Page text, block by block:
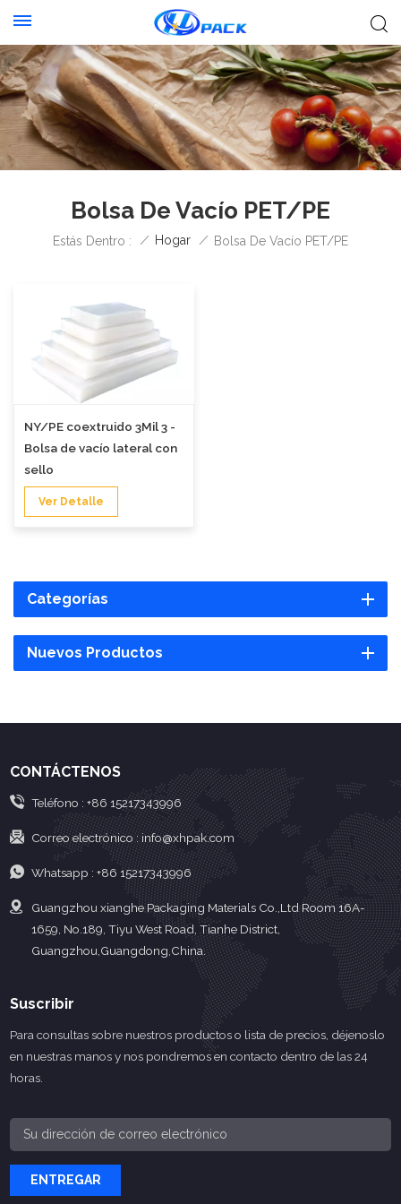
Bolsa De Vacío PET/PE
Estás Dentro : / Hogar / Bolsa De Vacío PET/PE
NY/PE coextruido 3Mil 3 -
Bolsa de vacío lateral con
sello
Ver Detalle
Categorías
Nuevos Productos
CONTÁCTENOS
Teléfono : +86 15217343996
Correo electrónico :info@xhpak.com
Whatsapp : +86 15217343996
Guangzhou xianghe Packaging Materials Co.,Ltd Room 16A-
1659, No.189, Tiyu West Road, Tianhe District,
Guangzhou,Guangdong,China.
Suscribir
Para consultas sobre nuestros productos o lista de precios, déjenoslo
en nuestras manos y nos pondremos en contacto dentro de las 24
horas.
ENTREGAR